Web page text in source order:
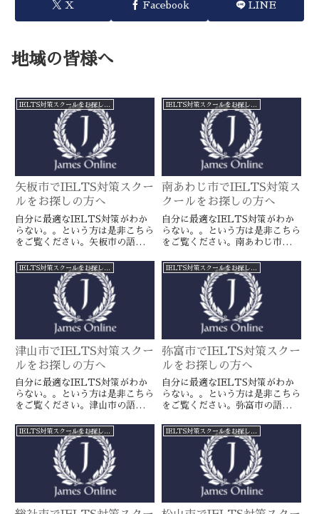
X Facebook LINE
地域の皆様へ
IELTS対策スクールをお探しの方へ
矢板市でIELTS対策スクー
ルをお探しの方へ
自分に最適なIELTS対策がわか
らない。。という方は是非こちら
をご覧ください。矢板市の語学ス
ラインのIELTS対策ならより確
実に目標達成が近づきます。海外
留学や移住をお考えの方や国内大
学受験を有利に進めたい方に是
IELTS対策スクールをお探しの方へ
南あわじ市でIELTS対策ス
クールをお探しの方へ
自分に最適なIELTS対策がわか
らない。。という方は是非こちら
をご覧ください。南あわじ市の語
オンラインのIELTS対策ならよ
り確実に目標達成が近づきます。
海外留学や移住をお考えの方や国
内大学受験を有利に進めたい方に
IELTS対策スクールをお探しの方へ
津山市でIELTS対策スクー
ルをお探しの方へ
自分に最適なIELTS対策がわか
らない。。という方は是非こちら
をご覧ください。津山市の語学ス
ラインのIELTS対策ならより確
実に目標達成が近づきます。海外
留学や移住をお考えの方や国内大
学受験を有利に進めたい方に是
IELTS対策スクールをお探しの方へ
弥富市でIELTS対策スクー
ルをお探しの方へ
自分に最適なIELTS対策がわか
らない。。という方は是非こちら
をご覧ください。弥富市の語学ス
ラインのIELTS対策ならより確
実に目標達成が近づきます。海外
留学や移住をお考えの方や国内大
学受験を有利に進めたい方に是
IELTS対策スクールをお探しの方へ IELTS対策スクールをお探しの方へ